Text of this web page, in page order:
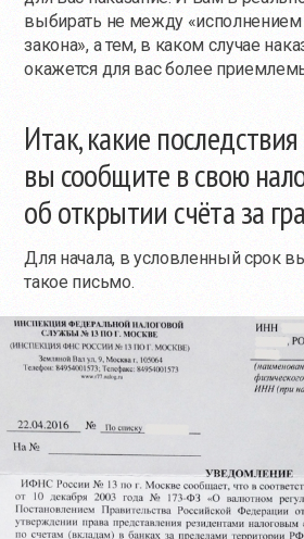
выбирать не между
закона», а тем, в каком случае
окажется для вас более
Итак, какие
вы сообщите в свою
об открытии счёта за
Для начала, в условленный срок
такое письмо.